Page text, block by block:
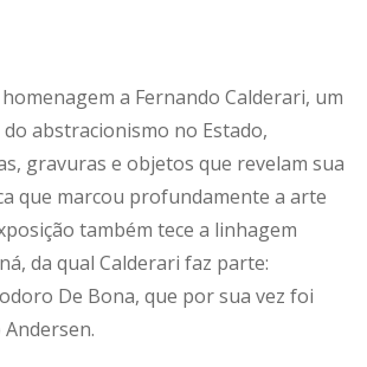
a Fernando Calderari, um
abstracionismo no Estado,
gravuras e objetos que revelam sua
que marcou profundamente a arte
também tece a linhagem
da qual Calderari faz parte:
De Bona, que por sua vez foi